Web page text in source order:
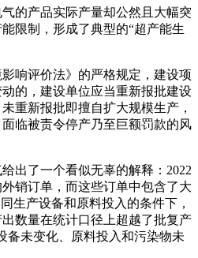
的产品实际产量却公然且大幅突
限制，形成了典型的“超产能生
响评价法》的严格规定，建设项
的，建设单位应当重新报批建设
重新报批即擅自扩大规模生产，
临被责令停产乃至巨额罚款的风
出了一个看似无辜的解释：2022
销订单，而这些订单中包含了大
生产设备和原料投入的条件下，
数量在统计口径上超越了批复产
备未变化、原料投入和污染物未